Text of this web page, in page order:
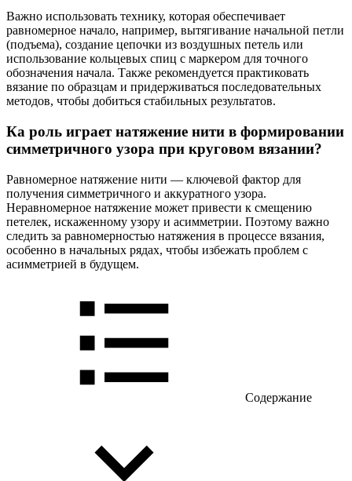
Важно использовать технику, которая обеспечивает
равномерное начало, например, вытягивание начальной петли
(подъема), создание цепочки из воздушных петель или
использование кольцевых спиц с маркером для точного
обозначения начала. Также рекомендуется практиковать
вязание по образцам и придерживаться последовательных
методов, чтобы добиться стабильных результатов.
Ка роль играет натяжение нити в формировании
симметричного узора при круговом вязании?
Равномерное натяжение нити — ключевой фактор для
получения симметричного и аккуратного узора.
Неравномерное натяжение может привести к смещению
петелек, искаженному узору и асимметрии. Поэтому важно
следить за равномерностью натяжения в процессе вязания,
особенно в начальных рядах, чтобы избежать проблем с
асимметрией в будущем.
Содержание